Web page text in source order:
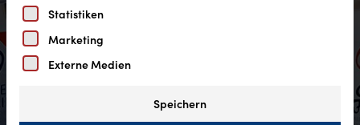
Statistiken
Marketing
Externe Medien
Speichern